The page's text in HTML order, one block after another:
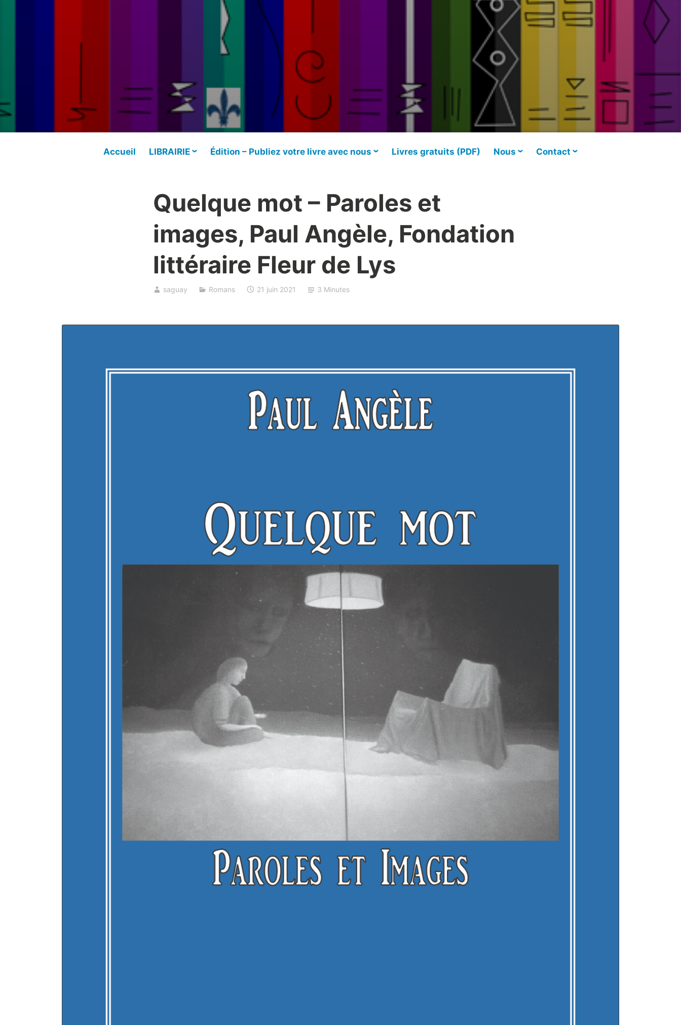
Accueil LIBRAIRIE Édition – Publiez votre livre avec nous Livres gratuits (PDF) Nous Contact
Quelque mot – Paroles et
images, Paul Angèle, Fondation
littéraire Fleur de Lys
saguay Romans 21 juin 2021 3 Minutes